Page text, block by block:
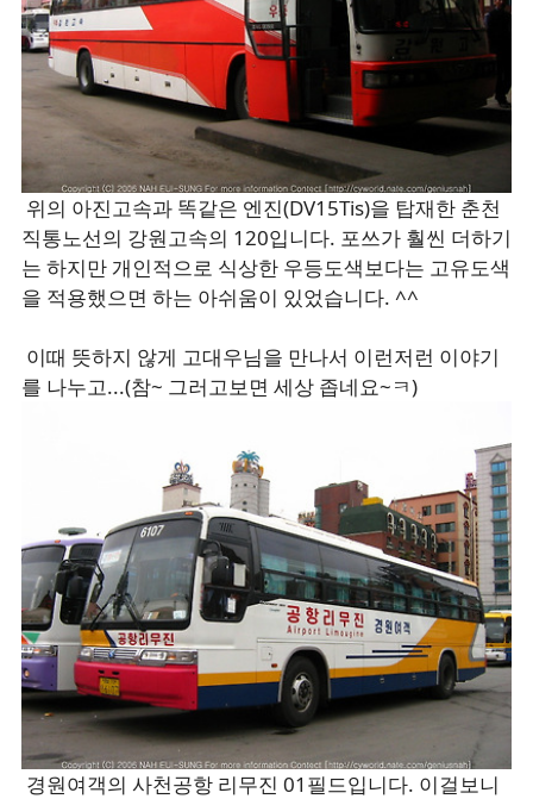
위의 아진고속과 똑같은 엔진(DV15Tis)을 탑재한 춘천
직통노선의 강원고속의 120입니다. 포쓰가 훨씬 더하기
는 하지만 개인적으로 식상한 우등도색보다는 고유도색
을 적용했으면 하는 아쉬움이 있었습니다. ^^
이때 뜻하지 않게 고대우님을 만나서 이런저런 이야기
를 나누고...(참~ 그러고보면 세상 좁네요~ㅋ)
경원여객의 사천공항 리무진 01필드입니다. 이걸보니